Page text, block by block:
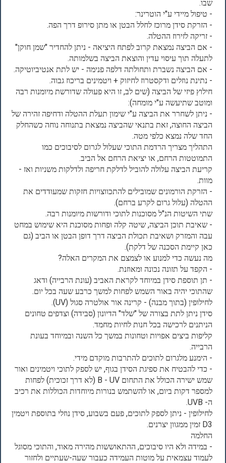
שבו.
- טיפול מיידי ע"י הוטרינר:
- הזרקת סידן מרוכז לחלל הבטן או מתן סירופ דרך הפה.
- זריקה לזירוז ההטלה.
- אם הביצה נמצאת קרוב לפתח היציאה - ניתן להחדיר "שמן חוקן"
לתעלה תוך עיסוי עדין והוצאת הביצה בשלמותה.
- אם הביצה נשברת ותחולתה דלפה פנימה - יש לתת אנטיביוטיקה.
- נתינת נוזלים ודקסטרוז לחיזוק + ויטמינים בריכוז גבוה.
חילוץ פיזי של הביצה (שים לב, זו היא פעולה שדורשת מיומנות רבה
ומוטב שתיעשה ע"י מומחה):
- ניתן לשחרר את הביצה ע"י שימון תעלת ההטלה ודחיפה זהירה של
הביצה החוצה, זאת בתנאי שהביצה נמצאת בתנוחה נוחה כשהחלק
החד שלה נמצא כלפי מטה.
התהליך מצריך הרדמת התוכי שעלול לגרום לסיבוכים כמו
התמוטטות הרחם, או יציאת הרחם אל הביב.
קריעת הביצה עלולה להוביל לדלקת חריפה ולדלקות משניות ואז -
מוות.
- הזרקת הורמונים שמובילים להתכווצויות חזקות שמעודדים את
ההטלה (עלול גרום לקרע ברחם).
שתי השיטות הנ"ל מסוכנות לתוכי ודורשות מיומנות רבה.
- שאיבת תוכן הביצה, שיטה קלה ופחות מסוכנת היא שימוש במחט
עבה והמזרק ושאיבת תכולת הביצה דרך דופן הבטן או הביב (גם
כאן קיימת הסכנה של דלקת).
מה נעשה כדי למנוע או לצמצם את המקרים האלה?
- הקפד על תזונה נכונה ומאוזנת.
- תן תוספת סידן במיוחד לקראת האביב (עונת הרבייה) ודאג
שהתוכי יהיה באור השמש לפחות למשך כרבע שעה בכל יום.
לחילופין (בתוך מבנה) - קרינה אור אולטרה סגול (UV).
סידן ניתן לתת בצורה של "שלד" הדיונון (סבידה) וצדפים טחונים
הניתנים לרכישה בכל חנות לחיות מחמד.
קליפות ביצים אפויות וטחונות במשך כל השנה ובמיוחד בעונת
הרבייה.
- הימנע מלגרום לתוכים להתרבות מוקדם מידי.
- כדי להבטיח את ספיגת הסידן בגוף, יש לספק לתוכי ויטמינים ואור
שמש ישירה הכולל את התחום B - UV (לא דרך זכוכית) לפחות
למספר דקות ביום, או להשתמש בנורות מיוחדות הכוללות את רכיב
ה- UVB.
לחילופין - ניתן לספק לתוכים, פעם בשבוע, סידן נוזלי בתוספת ויטמין
D3 זמין ממגוון יצרנים.
החלמה
- במידה ולא היו סיבוכים, ההתאוששות מהירה מאוד, והתוכי מסוגל
לעמוד עצמאית על מוטות העמידה כעבור שעה-שעתיים ולחזור